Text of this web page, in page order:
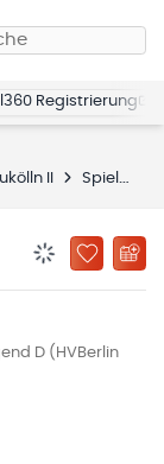
Registrierung
II Spielplan
ZU
D (HVBerlin